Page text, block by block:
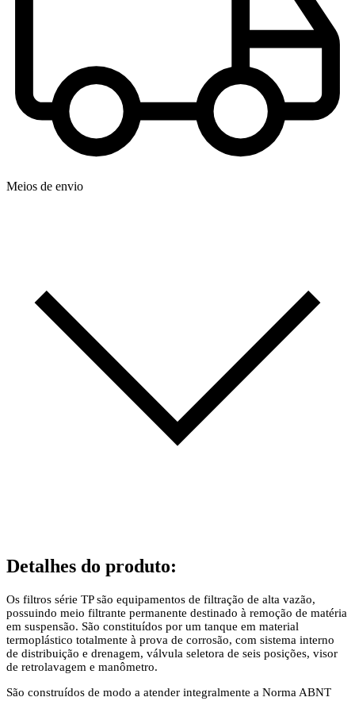
Meios de envio
Detalhes do produto:
Os filtros série TP são equipamentos de filtração de alta vazão,
possuindo meio filtrante permanente destinado à remoção de matéria
em suspensão. São constituídos por um tanque em material
termoplástico totalmente à prova de corrosão, com sistema interno
de distribuição e drenagem, válvula seletora de seis posições, visor
de retrolavagem e manômetro.
São construídos de modo a atender integralmente a Norma ABNT